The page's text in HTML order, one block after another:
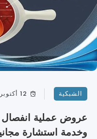
الشبكية 12 أكتوبر، 2025
عروض عملية انفصال
وخدمة استشارة